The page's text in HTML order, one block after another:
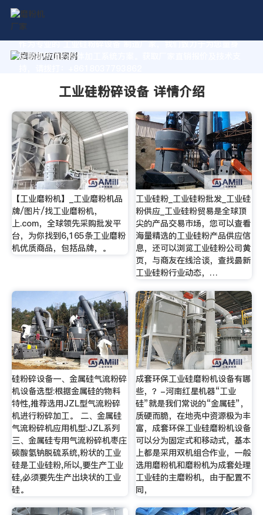
作为专业的 工业硅粉碎设备 制造厂家，我们致力于为您量身
定制高价值的粉体加工系统方案。获取厂家直销报价及技术支
工业硅粉碎设备 详情介绍
【工业磨粉机】_工业磨粉机品
牌/图片/找工业磨粉机，
上.com，全球领先采购批发平
台，为你找到6,165条工业磨粉
机优质商品，包括品牌，。
工业硅粉_工业硅粉批发_工业硅
粉供应_工业硅粉贸易是全球顶
尖的产品交易市场，您可以查看
海量精选的工业硅粉产品供应信
息，还可以浏览工业硅粉公司黄
页，与商友在线洽谈，查找最新
工业硅粉行业动态，…
硅粉碎设备一、金属硅气流粉碎
机设备选型:根据金属硅的物料
特性,推荐选用JZL型气流粉碎
机进行粉碎加工。 二、金属硅
气流粉碎机应用机型:JZL系列
三、金属硅专用气流粉碎机枣庄
碳酸氢钠脱硫系统,粉状的工业
硅是工业硅粉,所以,要生产工业
硅,必须要先生产出块状的工业
硅。
成套环保工业硅磨粉机设备有哪
些，？-河南红星机器“工业
硅”就是我们常说的“金属硅”，
质硬而脆，在地壳中资源极为丰
富，成套环保工业硅磨粉机设备
可以分为固定式和移动式，基本
上都是采用双机组合作业，一般
选用磨粉机和磨粉机为成套处理
工业硅的主磨粉机，由于配置不
同，